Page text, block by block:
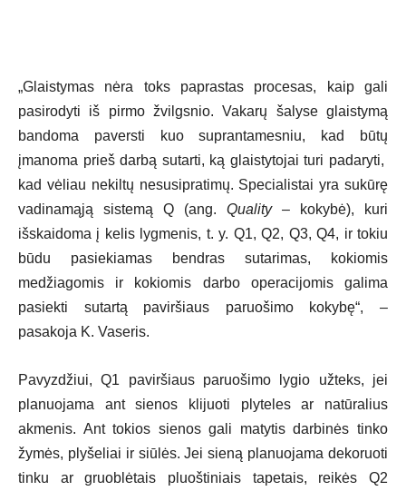
„Glaistymas nėra toks paprastas procesas, kaip gali
pasirodyti iš pirmo žvilgsnio. Vakarų šalyse glaistymą
bandoma paversti kuo suprantamesniu, kad būtų
įmanoma prieš darbą sutarti, ką glaistytojai turi padaryti,
kad vėliau nekiltų nesusipratimų. Specialistai yra sukūrę
vadinamąją sistemą Q (ang. Quality– kokybė), kuri
išskaidoma į kelis lygmenis, t. y. Q1, Q2, Q3, Q4, ir tokiu
būdu pasiekiamas bendras sutarimas, kokiomis
medžiagomis ir kokiomis darbo operacijomis galima
pasiekti sutartą paviršiaus paruošimo kokybę“, –
pasakoja K. Vaseris.
Pavyzdžiui, Q1 paviršiaus paruošimo lygio užteks, jei
planuojama ant sienos klijuoti plyteles ar natūralius
akmenis. Ant tokios sienos gali matytis darbinės tinko
žymės, plyšeliai ir siūlės. Jei sieną planuojama dekoruoti
tinku ar gruoblėtais pluoštiniais tapetais, reikės Q2